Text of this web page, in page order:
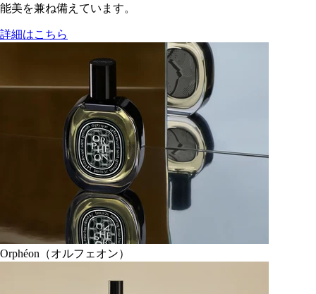
能美を兼ね備えています。
詳細はこちら
Orphéon（オルフェオン）